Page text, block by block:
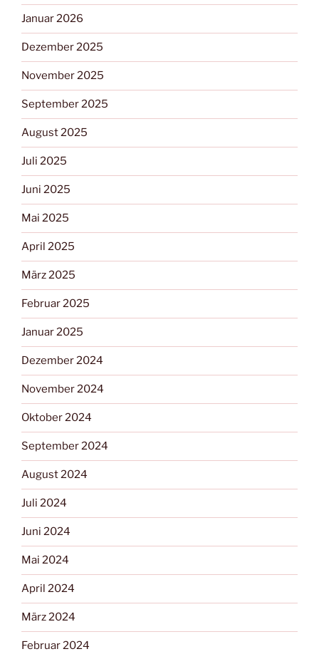
Januar 2026
Dezember 2025
November 2025
September 2025
August 2025
Juli 2025
Juni 2025
Mai 2025
April 2025
März 2025
Februar 2025
Januar 2025
Dezember 2024
November 2024
Oktober 2024
September 2024
August 2024
Juli 2024
Juni 2024
Mai 2024
April 2024
März 2024
Februar 2024